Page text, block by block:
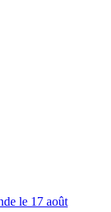
le 17 août